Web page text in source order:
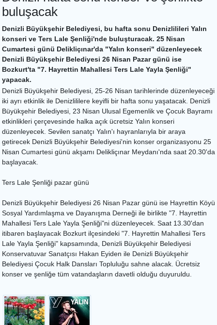
buluşacak
Denizli Büyükşehir Belediyesi, bu hafta sonu Denizlilileri Yalın
konseri ve Ters Lale Şenliği'nde buluşturacak. 25 Nisan
Cumartesi günü Delikliçınar'da "Yalın konseri" düzenleyecek
Denizli Büyükşehir Belediyesi 26 Nisan Pazar günü ise
Bozkurt'ta "7. Hayrettin Mahallesi Ters Lale Yayla Şenliği"
yapacak.
Denizli Büyükşehir Belediyesi, 25-26 Nisan tarihlerinde düzenleyeceği
iki ayrı etkinlik ile Denizlililere keyifli bir hafta sonu yaşatacak. Denizli
Büyükşehir Belediyesi, 23 Nisan Ulusal Egemenlik ve Çocuk Bayramı
etkinlikleri çerçevesinde halka açık ücretsiz Yalın konseri
düzenleyecek. Sevilen sanatçı Yalın'ı hayranlarıyla bir araya
getirecek Denizli Büyükşehir Belediyesi'nin konser organizasyonu 25
Nisan Cumartesi günü akşamı Delikliçınar Meydanı'nda saat 20.30'da
başlayacak.
Ters Lale Şenliği pazar günü
Denizli Büyükşehir Belediyesi 26 Nisan Pazar günü ise Hayrettin Köyü
Sosyal Yardımlaşma ve Dayanışma Derneği ile birlikte "7. Hayrettin
Mahallesi Ters Lale Yayla Şenliği"ni düzenleyecek. Saat 13.30'dan
itibaren başlayacak Bozkurt ilçesindeki "7. Hayrettin Mahallesi Ters
Lale Yayla Şenliği" kapsamında, Denizli Büyükşehir Belediyesi
Konservatuvar Sanatçısı Hakan Eyiden ile Denizli Büyükşehir
Belediyesi Çocuk Halk Dansları Topluluğu sahne alacak. Ücretsiz
konser ve şenliğe tüm vatandaşların davetli olduğu duyuruldu.